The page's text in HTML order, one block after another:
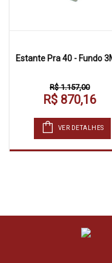
Estante Pra 40 - Fundo
R$ 1.157,00
R$ 870,16
VER DETALHES